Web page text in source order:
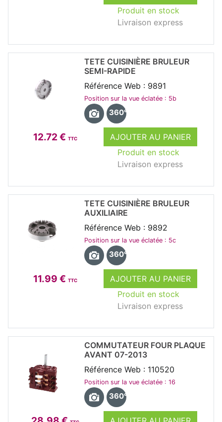
Produit en stock
Livraison express
12.72 € TTC
AJOUTER AU PANIER
Produit en stock
Livraison express
TETE CUISINIÈRE BRULEUR
SEMI-RAPIDE
Référence Web : 9891
Position sur la vue éclatée : 5b
360°
11.99 € TTC
AJOUTER AU PANIER
Produit en stock
Livraison express
TETE CUISINIÈRE BRULEUR
AUXILIAIRE
Référence Web : 9892
Position sur la vue éclatée : 5c
360°
COMMUTATEUR FOUR PLAQUE
AVANT 07-2013
Référence Web : 110520
Position sur la vue éclatée : 16
360°